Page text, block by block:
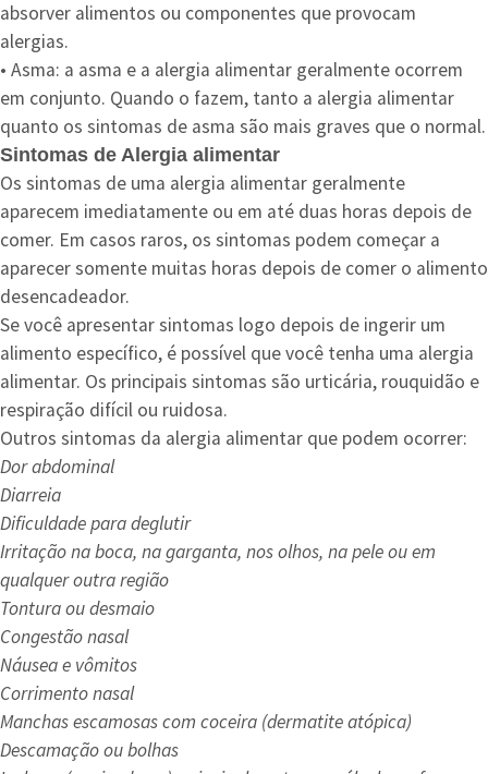
absorver alimentos ou componentes que provocam
alergias.
• Asma: a asma e a alergia alimentar geralmente ocorrem
em conjunto. Quando o fazem, tanto a alergia alimentar
quanto os sintomas de asma são mais graves que o normal.
Sintomas de Alergia alimentar
Os sintomas de uma alergia alimentar geralmente
aparecem imediatamente ou em até duas horas depois de
comer. Em casos raros, os sintomas podem começar a
aparecer somente muitas horas depois de comer o alimento
desencadeador.
Se você apresentar sintomas logo depois de ingerir um
alimento específico, é possível que você tenha uma alergia
alimentar. Os principais sintomas são urticária, rouquidão e
respiração difícil ou ruidosa.
Outros sintomas da alergia alimentar que podem ocorrer:
Dor abdominal
Diarreia
Dificuldade para deglutir
Irritação na boca, na garganta, nos olhos, na pele ou em
qualquer outra região
Tontura ou desmaio
Congestão nasal
Náusea e vômitos
Corrimento nasal
Manchas escamosas com coceira (dermatite atópica)
Descamação ou bolhas